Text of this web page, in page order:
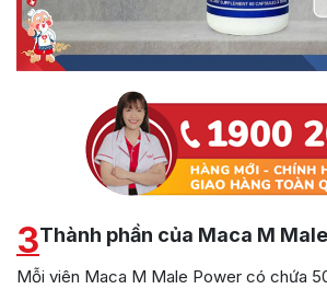
3Thành phần của Maca M
Mỗi viên Maca M Male Power có chứa